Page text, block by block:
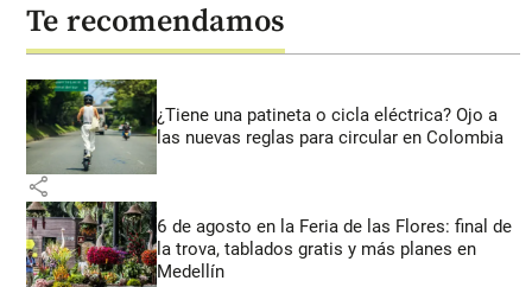
Te recomendamos
¿Tiene una patineta o cicla eléctrica? Ojo a
las nuevas reglas para circular en Colombia
share
6 de agosto en la Feria de las Flores: final de
la trova, tablados gratis y más planes en
Medellín